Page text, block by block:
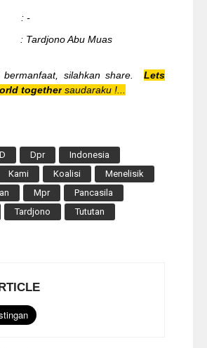
: -
Abu Muas
bermanfaat, silahkan share. Lets
together saudaraku !...
Dpr
Indonesia
Kami Koalisi
Menelisik
Mpr
Pancasila
Tardjono
Tututan